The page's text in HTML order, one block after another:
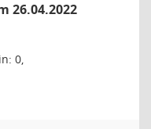
26.04.2022
0,